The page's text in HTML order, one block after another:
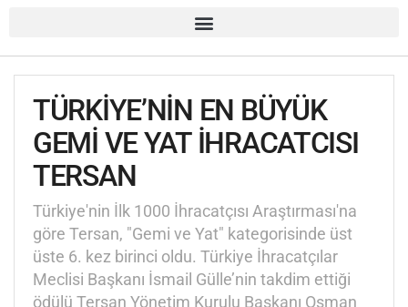
TÜRKİYE’NİN EN BÜYÜK
GEMİ VE YAT İHRACATCISI
TERSAN
Türkiye'nin İlk 1000 İhracatçısı Araştırması'na
göre Tersan, "Gemi ve Yat" kategorisinde üst
üste 6. kez birinci oldu. Türkiye İhracatçılar
Meclisi Başkanı İsmail Gülle’nin takdim ettiği
ödülü Tersan Yönetim Kurulu Başkanı Osman